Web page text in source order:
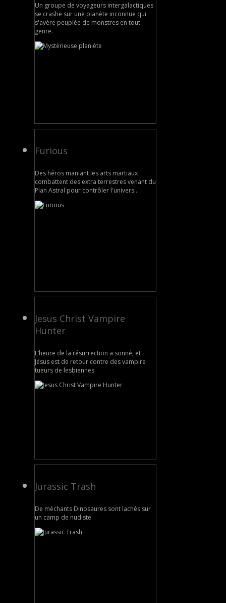
Un groupe de voyageurs intergalactiques
se crashe sur une planète inconnue qui
s'avère peuplée de monstres en tout
genre.
Furious
Des héros maniant les arts martiaux
combattent des extra terrestres venant du
Plan Astral pour contrôler l'univers..
Jesus Christ Vampire
Hunter
L’heure de la résurrection a sonné, et
Jésus est de retour contre des vampire
tueurs de lesbiennes
Jurassic Trash
De méchants Dinosaures sont lachés sur
un camp de nudiste.